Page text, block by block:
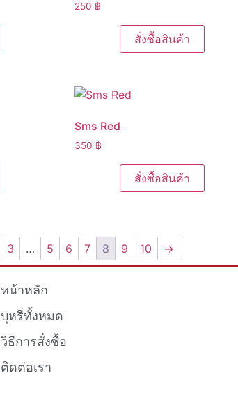
250 ฿
สั่งซื้อสินค้า
Sms Red
350 ฿
สั่งซื้อสินค้า
3 … 5 6 7 8 9 10 →
หน้าหลัก
บุหรี่ทั้งหมด
วิธีการสั่งซื้อ
ติดต่อเรา